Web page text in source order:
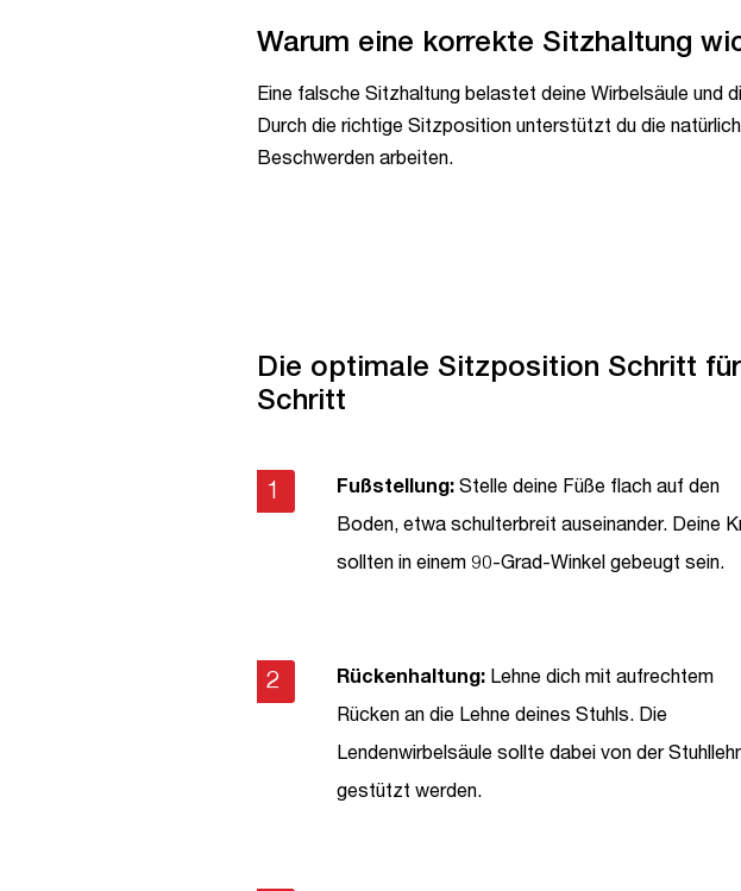
Warum eine korrekte Sitzhaltung
Eine falsche Sitzhaltung belastet deine Wirbelsäule und
Durch die richtige Sitzposition unterstützt du die
Beschwerden arbeiten.
Die optimale Sitzposition Schritt für
Schritt
Fußstellung:Stelle deine Füße flach auf den
Boden, etwa schulterbreit auseinander. Deine
sollten in einem 90-Grad-Winkel gebeugt sein.
Rückenhaltung:Lehne dich mit aufrechtem
Rücken an die Lehne deines Stuhls. Die
Lendenwirbelsäule sollte dabei von der
gestützt werden.